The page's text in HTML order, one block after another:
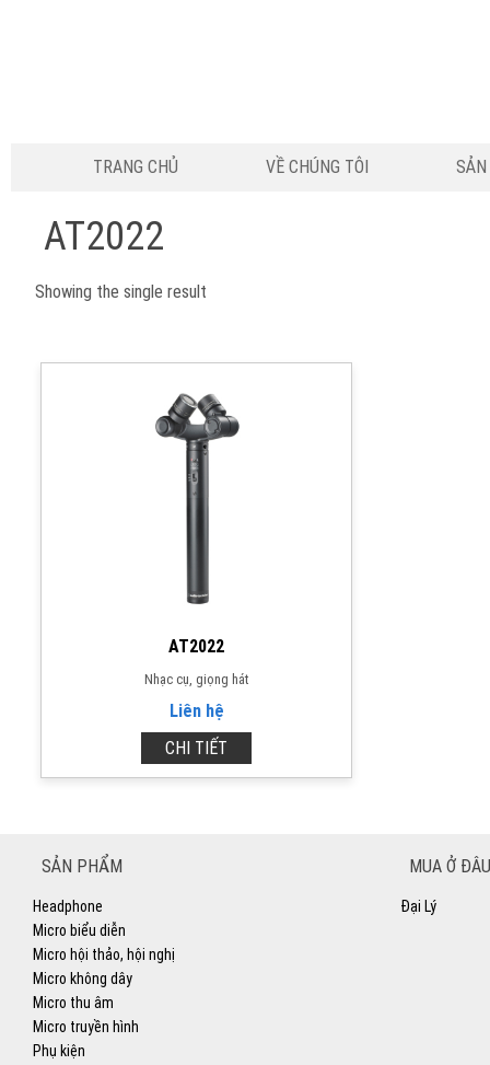
TRANG CHỦ VỀ CHÚNG TÔI
AT2022
Showing the single result
AT2022
Nhạc cụ, giọng hát
Liên hệ
CHI TIẾT
SẢN PHẨM
Headphone
Micro biểu diễn
Micro hội thảo, hội nghị
Micro không dây
Micro thu âm
Micro truyền hình
Phụ kiện
MUA Ở
Đại Lý